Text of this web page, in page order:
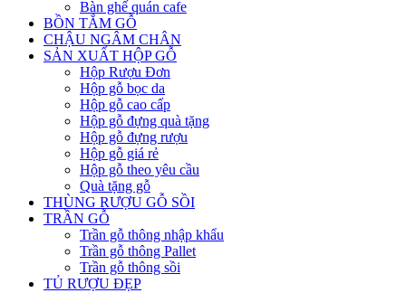
Bàn ghế quán cafe
BỒN TẮM GỖ
CHẬU NGÂM CHÂN
SẢN XUẤT HỘP GỖ
Hộp Rượu Đơn
Hộp gỗ bọc da
Hộp gỗ cao cấp
Hộp gỗ đựng quà tặng
Hộp gỗ đựng rượu
Hộp gỗ giá rẻ
Hộp gỗ theo yêu cầu
Quà tặng gỗ
THÙNG RƯỢU GỖ SỒI
TRẦN GỖ
Trần gỗ thông nhập khẩu
Trần gỗ thông Pallet
Trần gỗ thông sồi
TỦ RƯỢU ĐẸP